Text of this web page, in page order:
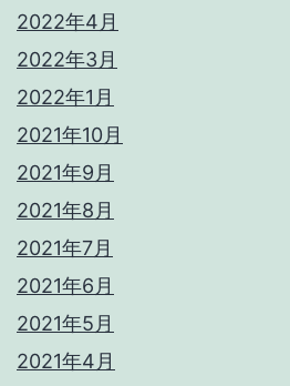
2022年4月
2022年3月
2022年1月
2021年10月
2021年9月
2021年8月
2021年7月
2021年6月
2021年5月
2021年4月